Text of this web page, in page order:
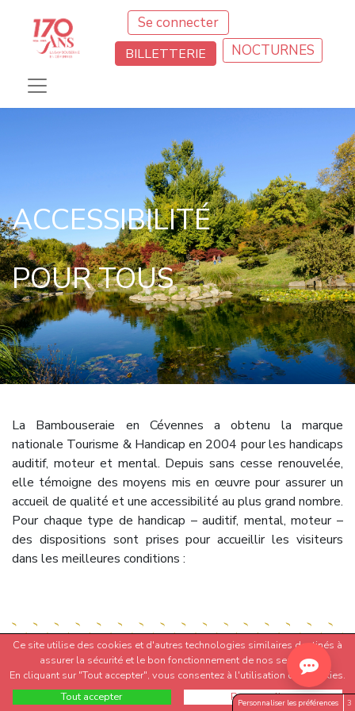
Se connecter
BILLETTERIE NOCTURNES
ACCESSIBILITÉ
POUR TOUS
La Bambouseraie en Cévennes a obtenu la marque
nationale Tourisme & Handicap en 2004 pour les handicaps
auditif, moteur et mental. Depuis sans cesse renouvelée,
elle témoigne des moyens mis en œuvre pour assurer un
accueil de qualité et une accessibilité au plus grand nombre.
Pour chaque type de handicap – auditif, mental, moteur –
des dispositions sont prises pour accueillir les visiteurs
dans les meilleures conditions :
ACCESSIBILITÉ POUR
Ce site utilise des cookies et d'autres technologies similaires destinés à
assurer la sécurité et le bon fonctionnement de nos services.
En cliquant sur "Tout accepter", vous consentez à l'utilisation des cookies.
Tout accepter
Personnaliser
Personnaliser les préférences 3